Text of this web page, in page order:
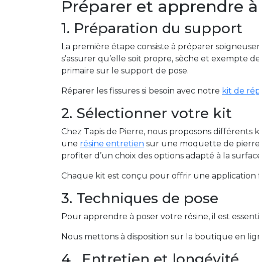
Préparer et apprendre
1. Préparation du support
La première étape consiste à préparer
s’assurer qu’elle soit propre, sèche et exempte
primaire sur le support de pose.
Réparer les fissures si besoin avec notre kit de
2. Sélectionner votre kit
Chez Tapis de Pierre, nous proposons
une résine entretien sur une moquette de
profiter d’un choix des options adapté à la
Chaque kit est conçu pour offrir une application
3. Techniques de pose
Pour apprendre à poser votre résine, il est
Nous mettons à disposition sur la boutique en